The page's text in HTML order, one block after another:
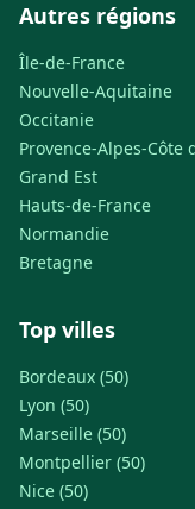
Autres régions
Île-de-France
Nouvelle-Aquitaine
Occitanie
Provence-Alpes-Côte
Grand Est
Hauts-de-France
Normandie
Bretagne
Top villes
Bordeaux (50)
Lyon (50)
Marseille (50)
Montpellier (50)
Nice (50)